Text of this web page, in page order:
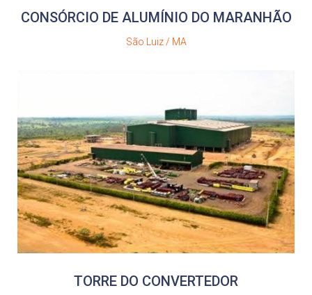
CONSÓRCIO DE ALUMÍNIO DO MARANHÃO
São Luiz / MA
TORRE DO CONVERTEDOR